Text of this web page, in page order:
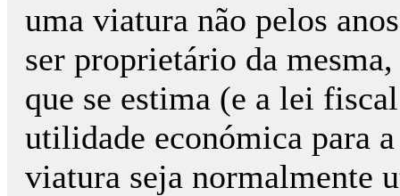
uma viatura não pelos
ser proprietário da
que se estima (e a lei
utilidade económica para
viatura seja normalmente